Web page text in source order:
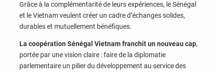
Grâce à la complémentarité de leurs expériences, le Sénégal
et le Vietnam veulent créer un cadre d’échanges solides,
durables et mutuellement bénéfiques.
La coopération Sénégal Vietnam franchit un nouveau cap,
portée par une vision claire : faire de la diplomatie
parlementaire un pilier du développement au service des